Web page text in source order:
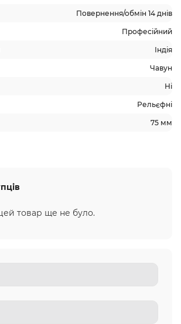
Повернення/обмін 14 днів
Професійний
Індія
Чавун
Ні
Рельєфні
75 мм
товар ще не було.